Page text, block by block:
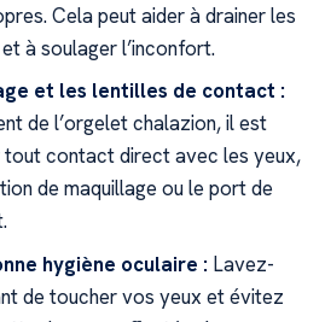
Cela peut aider à drainer les
à soulager l’inconfort.
et les lentilles de contact :
de l’orgelet chalazion, il est
tout contact direct avec les yeux,
de maquillage ou le port de
hygiène oculaire : Lavez-
de toucher vos yeux et évitez